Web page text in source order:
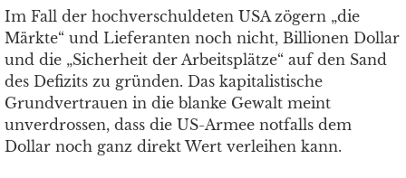
Im Fall der hochverschuldeten USA zögern „die
Märkte“ und Lieferanten noch nicht, Billionen Dollar
und die „Sicherheit der Arbeitsplätze“ auf den Sand
des Defizits zu gründen. Das kapitalistische
Grundvertrauen in die blanke Gewalt meint
unverdrossen, dass die US-Armee notfalls dem
Dollar noch ganz direkt Wert verleihen kann.